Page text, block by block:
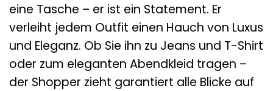
eine Tasche – er ist ein Statement. Er
verleiht jedem Outfit einen Hauch von Luxus
und Eleganz. Ob Sie ihn zu Jeans und T-Shirt
oder zum eleganten Abendkleid tragen –
der Shopper zieht garantiert alle Blicke auf